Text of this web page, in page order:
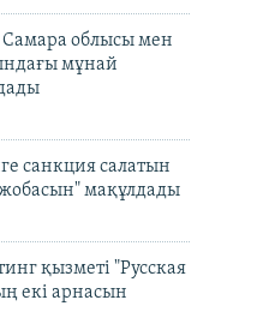
Самара облысы мен
мұнай
санкция салатын
мақұлдады
қызметі "Русская
екі арнасын